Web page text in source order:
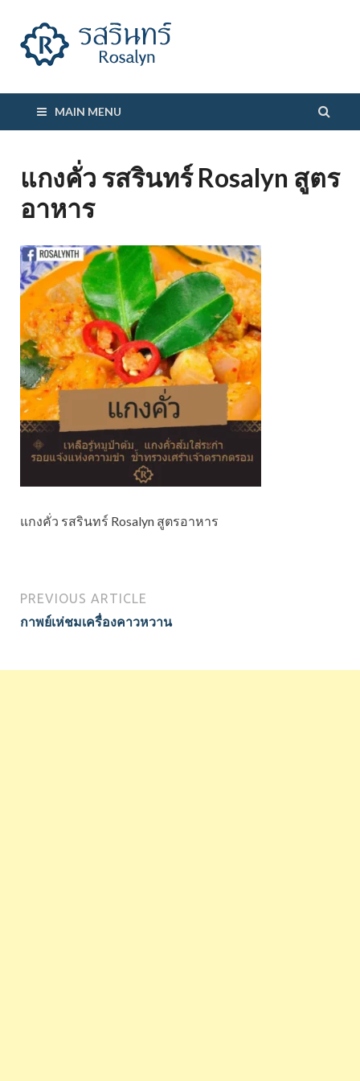
MAIN MENU
แกงคั่ว รสรินทร์ Rosalyn สูตร
อาหาร
แกงคั่ว รสรินทร์ Rosalyn สูตรอาหาร
PREVIOUS ARTICLE
กาพย์เห่ชมเครื่องคาวหวาน